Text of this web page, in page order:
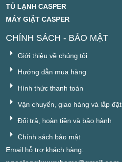
TỦ LẠNH CASPER
MÁY GIẶT CASPER
CHÍNH SÁCH - BẢO MẬT
Giới thiệu về chúng tôi
Hướng dẫn mua hàng
Hình thức thanh toán
Vận chuyển, giao hàng và lắp đặt
Đổi trả, hoàn tiền và bảo hành
Chính sách bảo mật
Email hỗ trợ khách hàng: